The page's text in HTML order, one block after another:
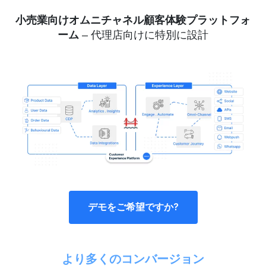
小売業向けオムニチャネル顧客体験プラットフォ
ーム – 代理店向けに特別に設計
デモをご希望ですか?
より多くのコンバージョン